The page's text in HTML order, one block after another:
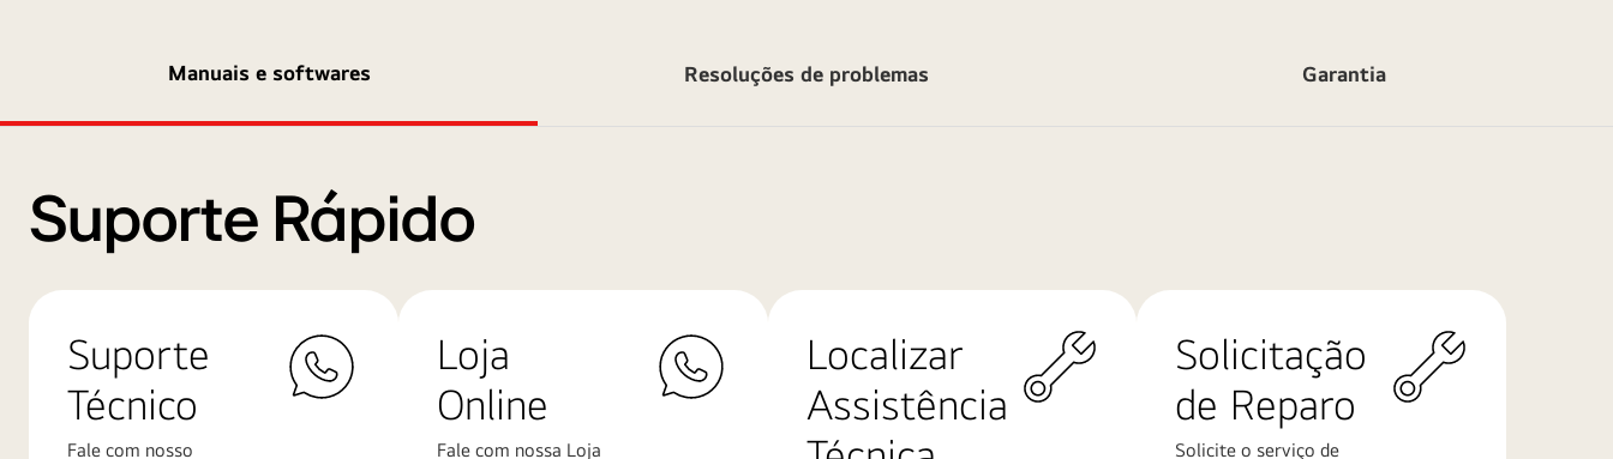
Manuais e softwares Resoluções de problemas Garantia
Suporte Rápido
Suporte
Técnico
Fale com nosso
Loja
Online
Fale com nossa Loja
Localizar
Assistência
Solicitação
de Reparo
Solicite o serviço de